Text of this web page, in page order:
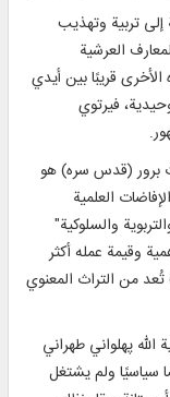
إلى تربية وتهذيب
العرشية
الأخرى قريبًا بين أيدي
فيرتوي
برور (قدس سره) هو
العلمية
والسلوكية"
وقيمة عمله أكثر
من التراث المعنوي
پهلواني طهراني
سياسيًا ولم يشتغل